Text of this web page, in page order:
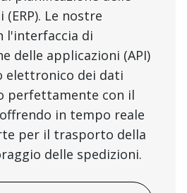
Le nostre
l'interfaccia di
delle applicazioni (API)
elettronico dei dati
perfettamente con il
in tempo reale
per il trasporto della
delle spedizioni.